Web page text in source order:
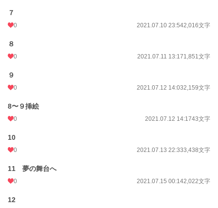
７
0 2021.07.10 23:542,016文字
８
0 2021.07.11 13:171,851文字
９
0 2021.07.12 14:032,159文字
8〜９挿絵
0 2021.07.12 14:1743文字
10
0 2021.07.13 22:333,438文字
11 夢の舞台へ
0 2021.07.15 00:142,022文字
12